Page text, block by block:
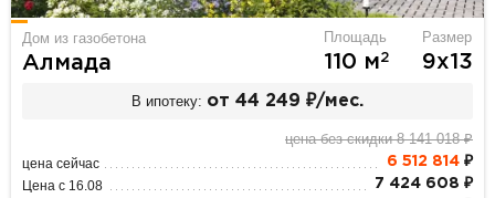
Дом из газобетона
Алмада
Площадь
110 м2
Размер
9х13
В ипотеку: от 44 249 ₽/мес.
цена без скидки 8 141 018 ₽
цена сейчас 6 512 814₽
Цена с 16.08 7 424 608 ₽